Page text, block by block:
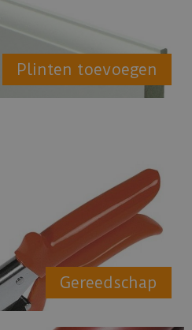
Plinten toevoegen
Gereedschap